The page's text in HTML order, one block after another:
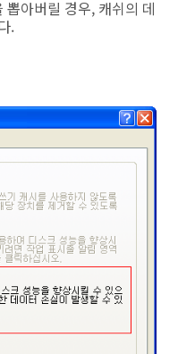
아버릴 경우, 캐쉬의 데
.